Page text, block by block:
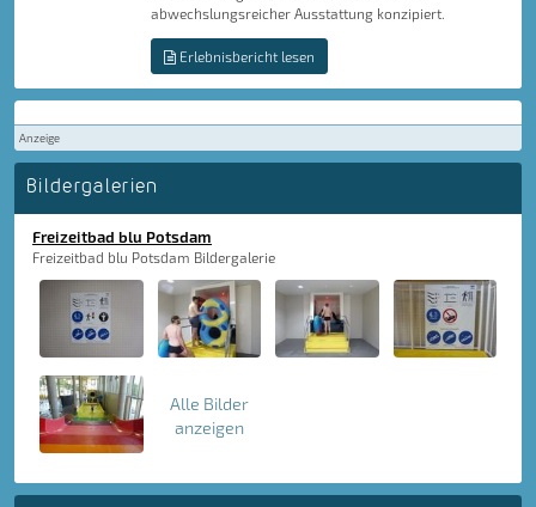
abwechslungsreicher Ausstattung konzipiert.
Erlebnisbericht lesen
Anzeige
Bildergalerien
Freizeitbad blu Potsdam
Freizeitbad blu Potsdam Bildergalerie
Alle Bilder
anzeigen